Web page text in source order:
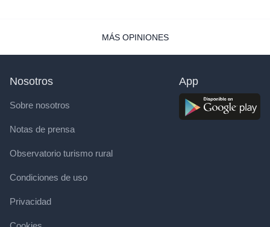
MÁS OPINIONES
Nosotros
Sobre nosotros
Notas de prensa
Observatorio turismo rural
Condiciones de uso
Privacidad
App